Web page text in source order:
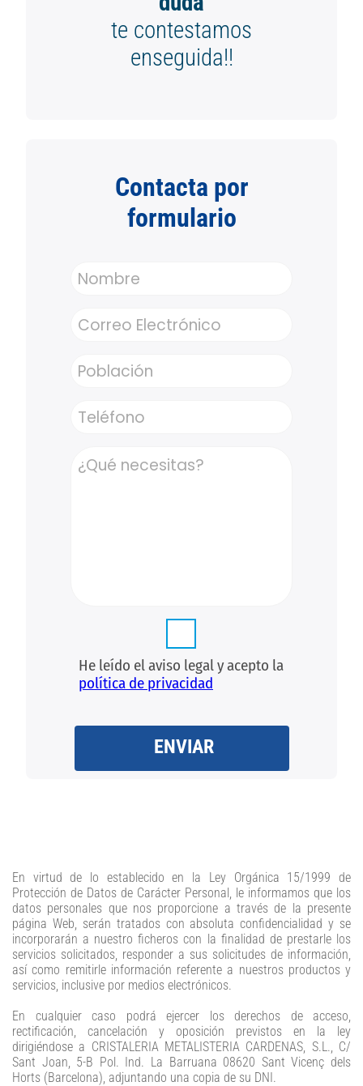
te contestamos
enseguida!!
Contacta por
formulario
He leído el aviso legal y acepto la
política de privacidad
En virtud de lo establecido en la Ley Orgánica 15/1999 de
Protección de Datos de Carácter Personal, le informamos que los
datos personales que nos proporcione a través de la presente
página Web, serán tratados con absoluta confidencialidad y se
incorporarán a nuestro ficheros con la finalidad de prestarle los
servicios solicitados, responder a sus solicitudes de información,
así como remitirle información referente a nuestros productos y
servicios, inclusive por medios electrónicos.
En cualquier caso podrá ejercer los derechos de acceso,
rectificación, cancelación y oposición previstos en la ley
dirigiéndose a CRISTALERIA METALISTERIA CARDENAS, S.L., C/
Sant Joan, 5-B Pol. Ind. La Barruana 08620 Sant Vicenç dels
Horts (Barcelona), adjuntando una copia de su DNI.